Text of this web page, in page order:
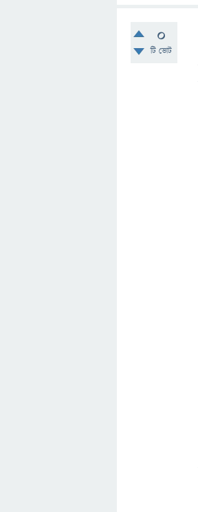
0
টি ভোট